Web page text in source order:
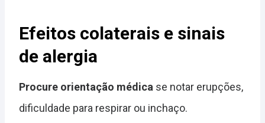
Efeitos colaterais e sinais
de alergia
Procure orientação médica se notar erupções,
dificuldade para respirar ou inchaço.